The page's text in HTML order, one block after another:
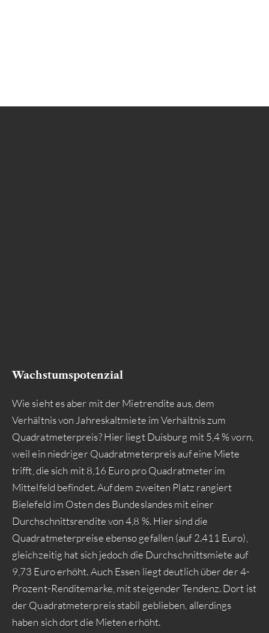
Wachstumspotenzial
Wie sieht es aber mit der Mietrendite aus, dem
Verhältnis von Jahreskaltmiete im Verhältnis zum
Quadratmeterpreis? Hier liegt Duisburg mit 5,4 % vorn,
weil ein niedriger Quadratmeterpreis auf eine Miete
trifft, die sich mit 8,16 Euro pro Quadratmeter im
Mittelfeld befindet. Auf dem zweiten Platz rangiert
Bielefeld im Osten des Bundeslandes mit einer
Durchschnittsrendite von 4,8 %. Hier sind die
Quadratmeterpreise ebenso gefallen (auf 2.411 Euro),
gleichzeitig hat sich jedoch die Durchschnittsmiete auf
9,73 Euro erhöht. Auch Essen liegt deutlich über der 4-
Prozent-Renditemarke, mit steigender Tendenz. Dort ist
der Quadratmeterpreis stabil geblieben, allerdings
haben sich dort die Mieten erhöht.